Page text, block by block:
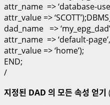
attr_name => ‘database-
attr_value =>
dad_name =>
attr_name => ‘default-page’,
attr_value => ‘home’);
END;
/
지정된 DAD 의 모든 속성 얻기